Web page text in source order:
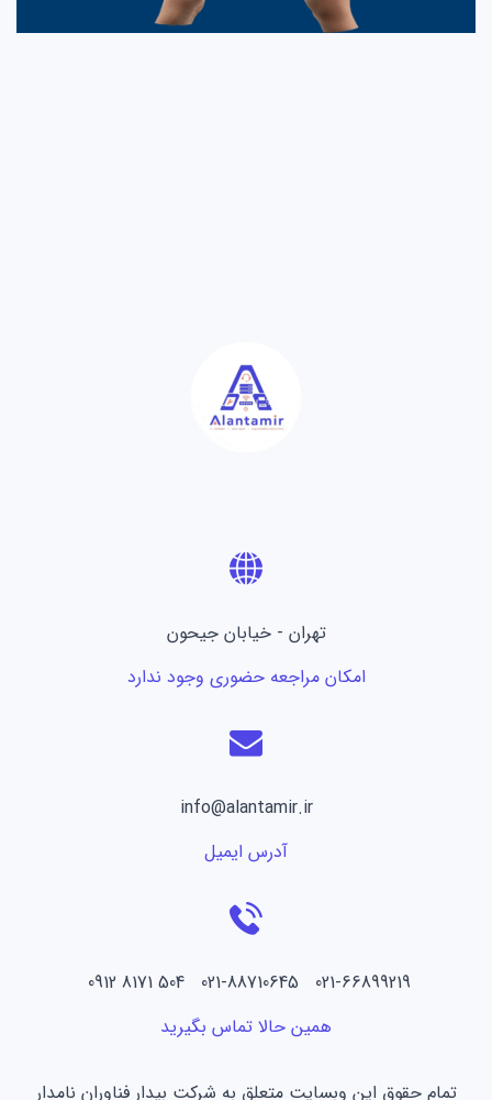
تهران - خیابان جیحون
امکان مراجعه حضوری وجود ندارد
info@alantamir.ir
آدرس ایمیل
021-66899219 021-88710645 504 8171 0912
همین حالا تماس بگیرید
تمام حقوق این وبسایت متعلق به شرکت بیدار فناوران نامدار